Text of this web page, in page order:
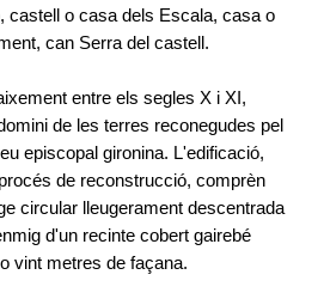
castell o casa dels Escala, casa o
can Serra del castell.
entre els segles X i XI,
de les terres reconegudes pel
episcopal gironina. L'edificació,
de reconstrucció, comprèn
circular lleugerament descentrada
d'un recinte cobert gairebé
vint metres de façana.